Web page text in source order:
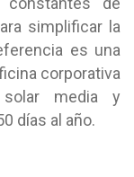
simplificar la
es una
corporativa
media y
días al año.